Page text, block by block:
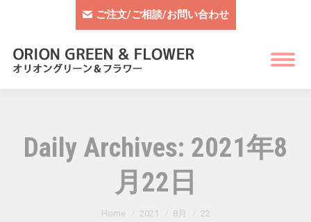
ご注文/ご相談/お問い合わせ
Daily Archives: 2021年8
月22日
You are here:
Home 2021 8月 22